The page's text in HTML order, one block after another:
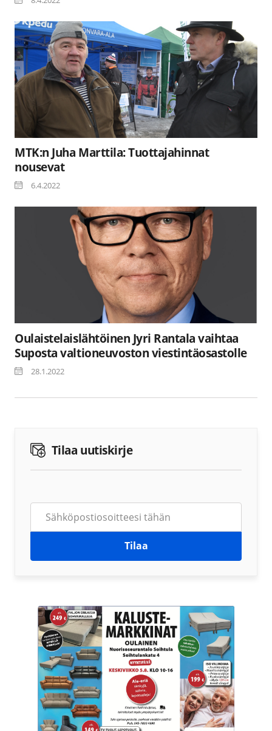
MTK:n Juha Marttila: Tuottajahinnat
nousevat
6.4.2022
Oulaistelaislähtöinen Jyri Rantala vaihtaa
Suposta valtioneuvoston viestintäosastolle
28.1.2022
Tilaa uutiskirje
Tilaa